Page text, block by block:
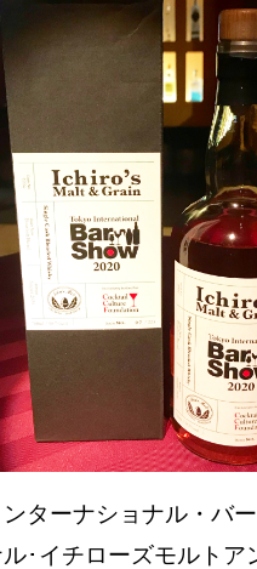
ンターナショナル・バ
･ イチローズモルトア